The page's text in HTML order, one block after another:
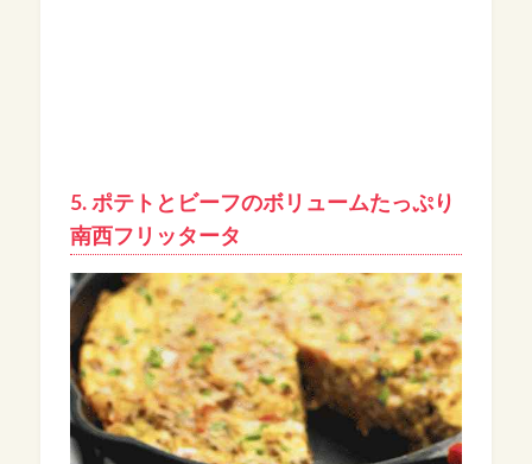
5. ポテトとビーフのボリュームたっぷり
南西フリッタータ